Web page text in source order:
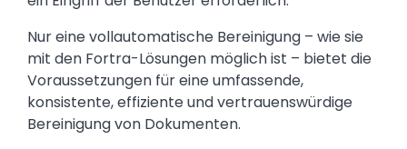
Nur eine vollautomatische Bereinigung – wie sie
mit den Fortra-Lösungen möglich ist – bietet die
Voraussetzungen für eine umfassende,
konsistente, effiziente und vertrauenswürdige
Bereinigung von Dokumenten.